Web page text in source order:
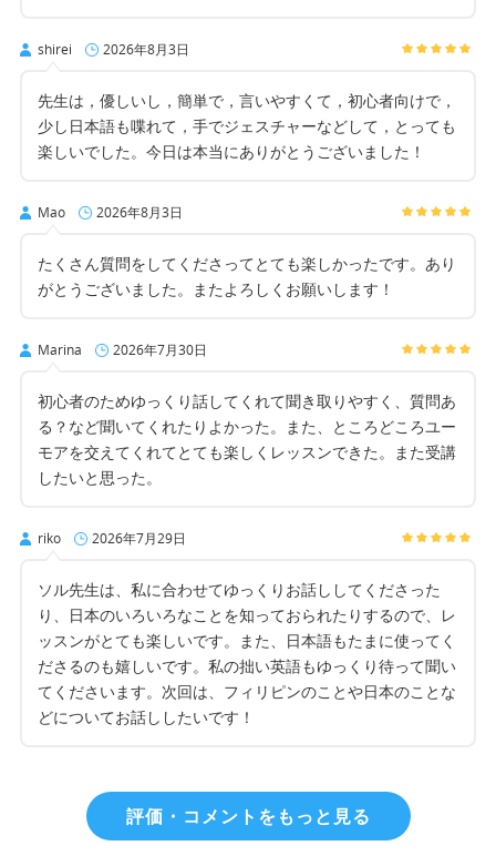
shirei 2026年8月3日
先生は，優しいし，簡単で，言いやすくて，初心者向けで，
少し日本語も喋れて，手でジェスチャーなどして，とっても
楽しいでした。今日は本当にありがとうございました！
Mao 2026年8月3日
たくさん質問をしてくださってとても楽しかったです。あり
がとうございました。またよろしくお願いします！
Marina 2026年7月30日
初心者のためゆっくり話してくれて聞き取りやすく、質問あ
る？など聞いてくれたりよかった。また、ところどころユー
モアを交えてくれてとても楽しくレッスンできた。また受講
したいと思った。
riko 2026年7月29日
ソル先生は、私に合わせてゆっくりお話ししてくださった
り、日本のいろいろなことを知っておられたりするので、レ
ッスンがとても楽しいです。また、日本語もたまに使ってく
ださるのも嬉しいです。私の拙い英語もゆっくり待って聞い
てくださいます。次回は、フィリピンのことや日本のことな
どについてお話ししたいです！
評価・コメントをもっと見る